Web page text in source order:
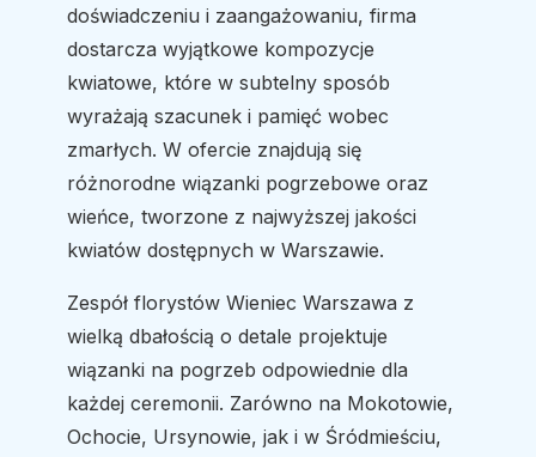
doświadczeniu i zaangażowaniu, firma
dostarcza wyjątkowe kompozycje
kwiatowe, które w subtelny sposób
wyrażają szacunek i pamięć wobec
zmarłych. W ofercie znajdują się
różnorodne wiązanki pogrzebowe oraz
wieńce, tworzone z najwyższej jakości
kwiatów dostępnych w Warszawie.
Zespół florystów Wieniec Warszawa z
wielką dbałością o detale projektuje
wiązanki na pogrzeb odpowiednie dla
każdej ceremonii. Zarówno na Mokotowie,
Ochocie, Ursynowie, jak i w Śródmieściu,